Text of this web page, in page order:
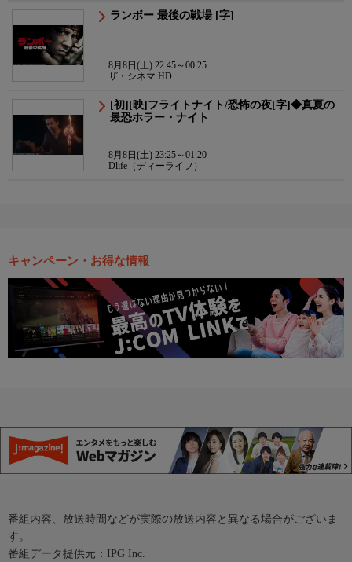
ランボー 最後の戦場 [字]
8月8日(土) 22:45～00:25
ザ・シネマ HD
[初][映]フライトナイト/恐怖の夜[字]◆真夏の
最恐ホラー・ナイト
8月8日(土) 23:25～01:20
Dlife（ディーライフ）
キャンペーン・お得な情報
番組内容、放送時間などが実際の放送内容と異なる場合がございま
す。
番組データ提供元：IPG Inc.